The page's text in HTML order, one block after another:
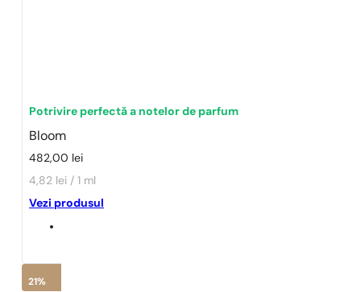
Potrivire perfectă a notelor de parfum
Bloom
482,00 lei
4,82 lei / 1 ml
Vezi produsul
21%